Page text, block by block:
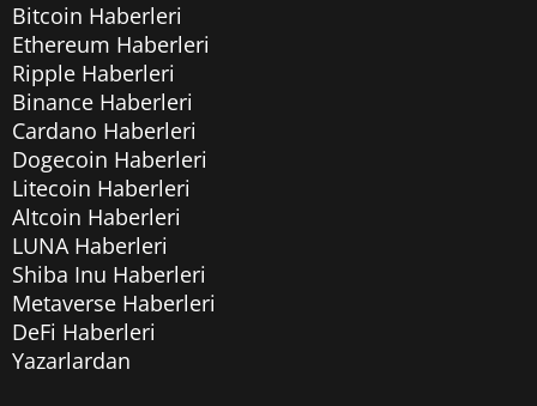
Bitcoin Haberleri
Ethereum Haberleri
Ripple Haberleri
Binance Haberleri
Cardano Haberleri
Dogecoin Haberleri
Litecoin Haberleri
Altcoin Haberleri
LUNA Haberleri
Shiba Inu Haberleri
Metaverse Haberleri
DeFi Haberleri
Yazarlardan